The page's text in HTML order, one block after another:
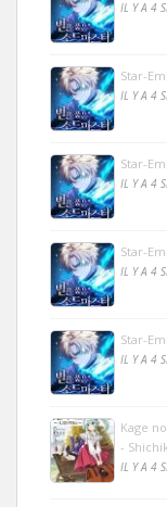
IL Y A 4
Star-
IL Y A 4
Star-
IL Y A 4
Star-
IL Y A 4
Star-
IL Y A 4
Kage
-
IL Y A 4